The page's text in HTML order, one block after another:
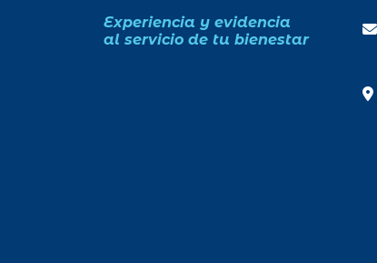
Experiencia y evidencia
al servicio de tu bienestar